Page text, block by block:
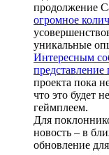
продолжение
огромное
уникальные
Интересным
представление
проекта пока
что это будет
геймплеем.
Для
новость – в
обновление